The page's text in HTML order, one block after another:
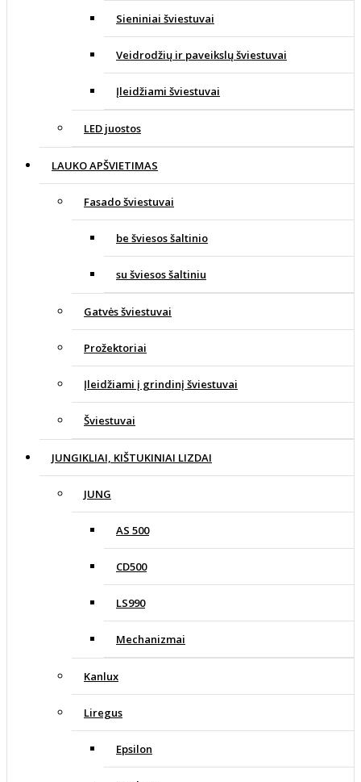
Sieniniai šviestuvai
Veidrodžių ir paveikslų šviestuvai
Įleidžiami šviestuvai
LED juostos
LAUKO APŠVIETIMAS
Fasado šviestuvai
be šviesos šaltinio
su šviesos šaltiniu
Gatvės šviestuvai
Prožektoriai
Įleidžiami į grindinį šviestuvai
Šviestuvai
JUNGIKLIAI, KIŠTUKINIAI LIZDAI
JUNG
AS 500
CD500
LS990
Mechanizmai
Kanlux
Liregus
Epsilon